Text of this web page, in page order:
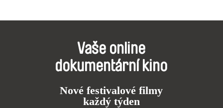
Vaše online
dokumentární kino
Nové festivalové filmy
každý týden